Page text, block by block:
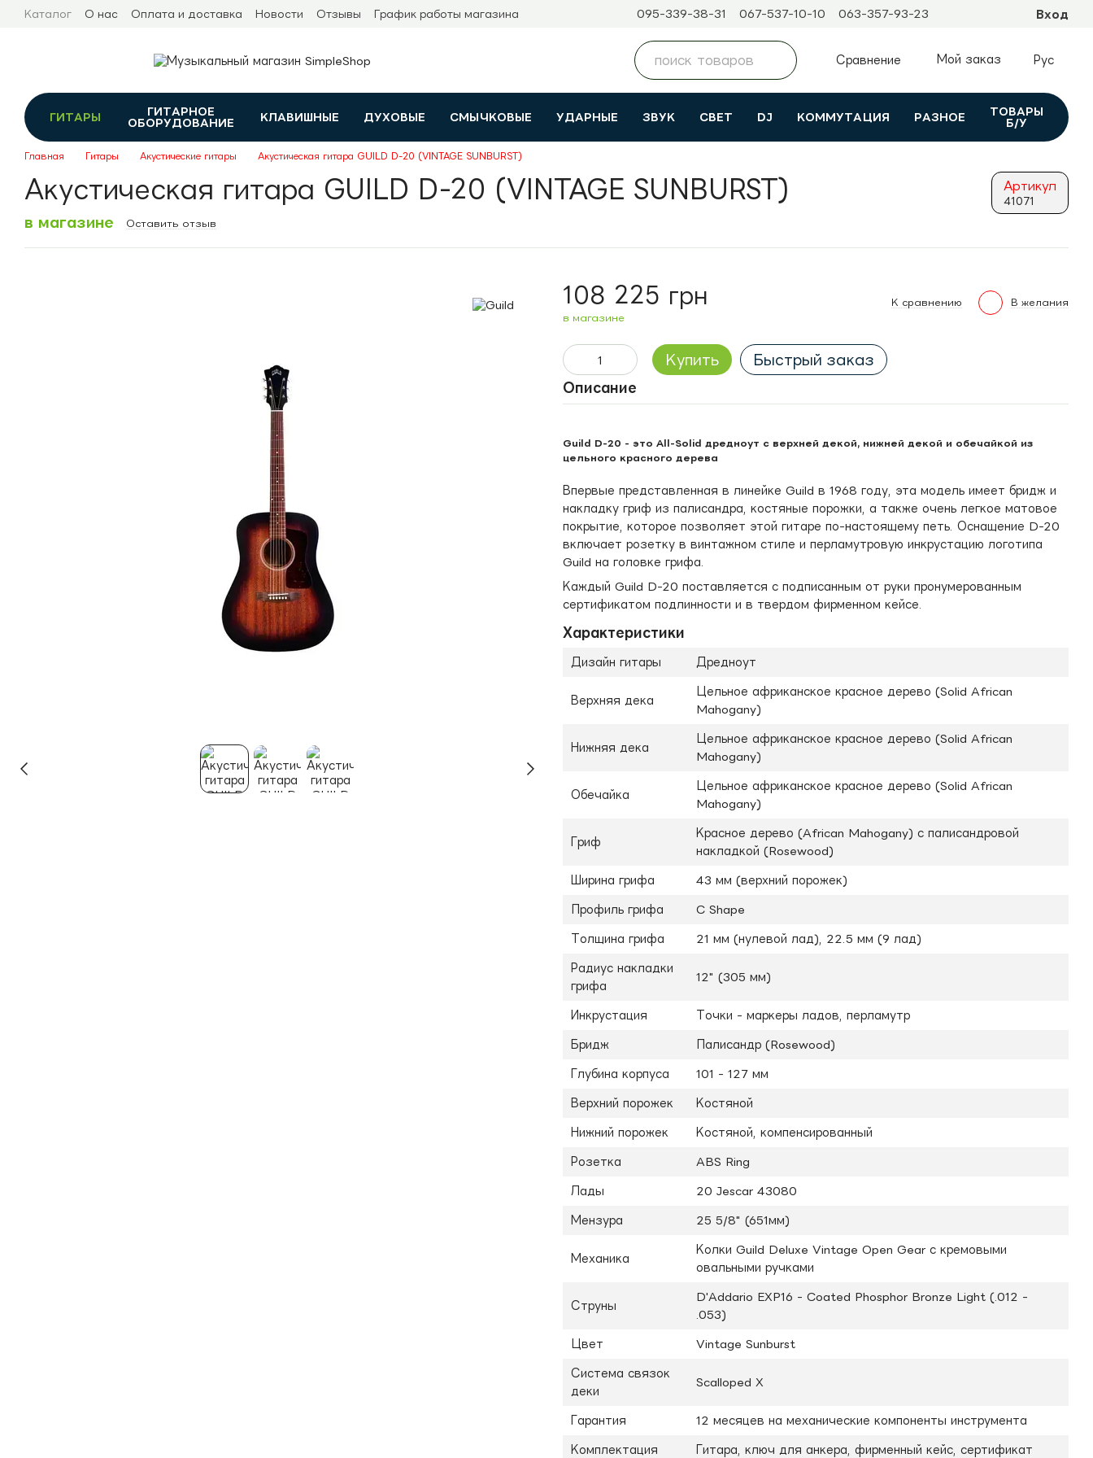
Перейти к основному контенту
Каталог О нас Оплата и доставка Новости Отзывы График работы магазина 095-339-38-31 067-537-10-10 063-357-93-23 Вход
Сравнение Мой заказ Рус
ГИТАРЫ
ГИТАРНОЕ
ОБОРУДОВАНИЕ
КЛАВИШНЫЕ ДУХОВЫЕ СМЫЧКОВЫЕ УДАРНЫЕ ЗВУК СВЕТ DJ КОММУТАЦИЯ РАЗНОЕ
ТОВАРЫ
Б/У
Главная Гитары Акустические гитары Акустическая гитара GUILD D-20 (VINTAGE SUNBURST)
Акустическая гитара GUILD D-20 (VINTAGE SUNBURST) Артикул
41071
в магазине Оставить отзыв
108 225 грн
в магазине
К сравнению В желания
Купить Быстрый заказ
Описание
Guild D-20 - это All-Solid дредноут с верхней декой, нижней декой и обечайкой из
цельного красного дерева
Впервые представленная в линейке Guild в 1968 году, эта модель имеет бридж и
накладку гриф из палисандра, костяные порожки, а также очень легкое матовое
покрытие, которое позволяет этой гитаре по-настоящему петь. Оснащение D-20
включает розетку в винтажном стиле и перламутровую инкрустацию логотипа
Guild на головке грифа.
Каждый Guild D-20 поставляется с подписанным от руки пронумерованным
сертификатом подлинности и в твердом фирменном кейсе.
Характеристики
Дизайн гитары Дредноут
Верхняя дека
Цельное африканское красное дерево (Solid African
Mahogany)
Нижняя дека
Цельное африканское красное дерево (Solid African
Mahogany)
Обечайка
Цельное африканское красное дерево (Solid African
Mahogany)
Гриф
Красное дерево (African Mahogany) с палисандровой
накладкой (Rosewood)
Ширина грифа 43 мм (верхний порожек)
Профиль грифа C Shape
Толщина грифа 21 мм (нулевой лад), 22.5 мм (9 лад)
Радиус накладки
грифа
12" (305 мм)
Инкрустация Точки - маркеры ладов, перламутр
Бридж Палисандр (Rosewood)
Глубина корпуса 101 - 127 мм
Верхний порожек Костяной
Нижний порожек Костяной, компенсированный
Розетка ABS Ring
Лады 20 Jescar 43080
Мензура 25 5/8" (651мм)
Механика
Колки Guild Deluxe Vintage Open Gear с кремовыми
овальными ручками
Струны
D'Addario EXP16 - Coated Phosphor Bronze Light (.012 -
.053)
Цвет Vintage Sunburst
Система связок
деки
Scalloped X
Гарантия 12 месяцев на механические компоненты инструмента
Комплектация Гитара, ключ для анкера, фирменный кейс, сертификат